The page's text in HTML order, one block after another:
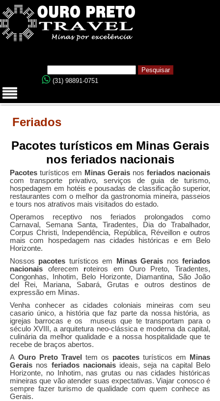
(31) 98891-0751
Feriados
Pacotes turísticos em Minas Gerais
nos feriados nacionais
Pacotes turísticos em Minas Gerais nos feriados nacionais
com transporte privativo, serviços de guia de turismo,
hospedagem em hotéis e pousadas de classificação superior,
restaurantes com o melhor da gastronomia mineira, passeios
e tours nos atrativos mais visitados do estado.
Operamos receptivo nos feriados prolongados como
Carnaval, Semana Santa, Tiradentes, Dia do Trabalhador,
Corpus Christi, Independência, República, Réveillon e outros
mais com hospedagem nas cidades históricas e em Belo
Horizonte.
Nossos pacotes turísticos em Minas Gerais nosferiados
nacionais
oferecem roteiros em Ouro Preto, Tiradentes,
Congonhas, Inhotim, Belo Horizonte, Diamantina, São João
del Rei, Mariana, Sabará, Grutas e outros destinos de
expressão em Minas.
Venha conhecer as cidades coloniais mineiras com seu
casario único, a história que faz parte da nossa história, as
igrejas barrocas e os museus que te transportam para o
século XVIII, a arquitetura neo-clássica e moderna da capital,
culinária da melhor qualidade e a nossa hospitalidade que te
recebe de braços abertos.
A Ouro Preto Travel tem os pacotes turísticos em
Minas
Gerais nos feriados nacionaisideais, seja na capital Belo
Horizonte, no Inhotim, nas grutas ou nas cidades históricas
mineiras que vão atender suas expectativas. Viajar conosco é
sempre fazer turismo de qualidade com quem conhece as
Gerais.